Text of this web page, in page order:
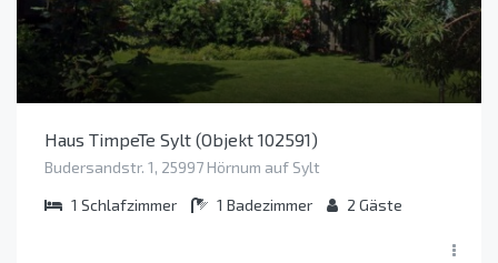
Haus TimpeTe Sylt (Objekt 102591)
Budersandstr. 1, 25997 Hörnum auf Sylt
1 Schlafzimmer 1 Badezimmer 2 Gäste